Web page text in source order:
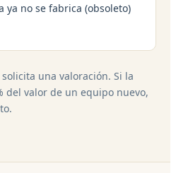
ya no se fabrica (obsoleto)
solicita una valoración. Si la
del valor de un equipo nuevo,